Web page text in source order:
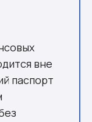
вне
паспорт